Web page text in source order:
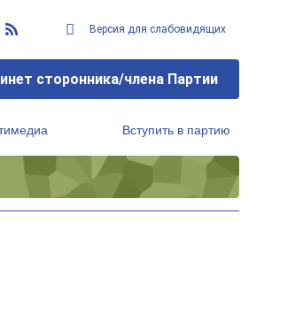
Версия для слабовидящих
сторонника/члена Партии
Вступить в партию